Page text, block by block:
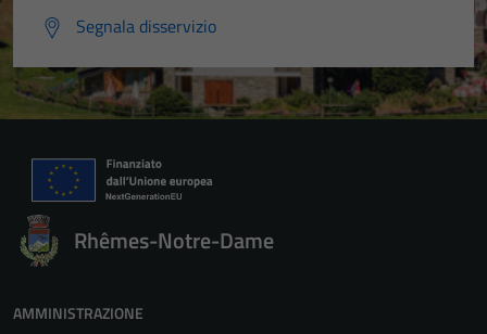
Segnala disservizio
Rhêmes-Notre-Dame
AMMINISTRAZIONE